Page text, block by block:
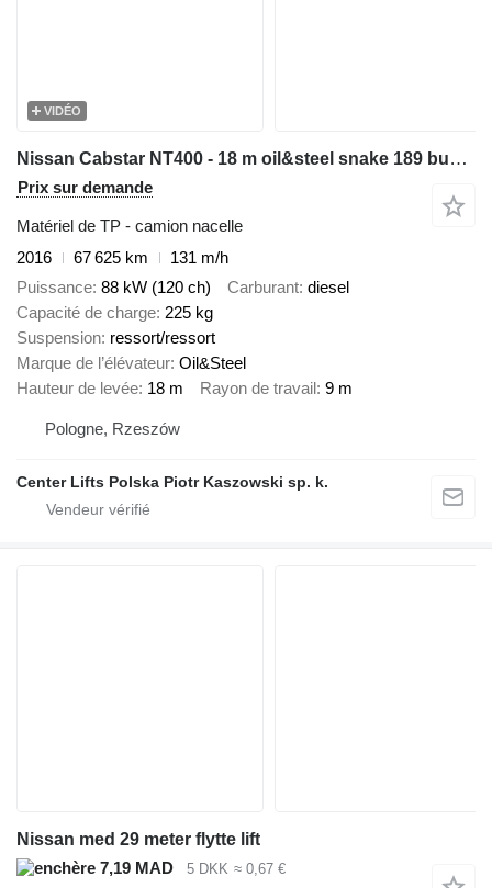
VIDÉO
Nissan Cabstar NT400 - 18 m oil&steel snake 189 bucket truck boom lift
Prix sur demande
Matériel de TP - camion nacelle
2016
67 625 km
131 m/h
Puissance 88 kW (120 ch) Carburant diesel
Capacité de charge 225 kg
Suspension ressort/ressort
Marque de l’élévateur Oil&Steel
Hauteur de levée 18 m Rayon de travail 9 m
Pologne, Rzeszów
Center Lifts Polska Piotr Kaszowski sp. k.
Nissan med 29 meter flytte lift
7,19 MAD
5 DKK ≈ 0,67 €